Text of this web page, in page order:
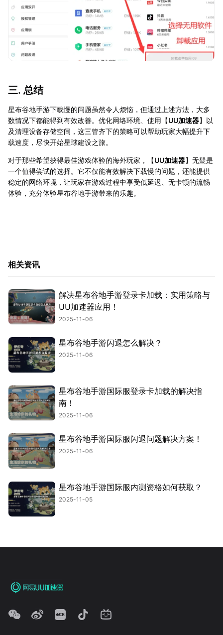
三. 总结
星布谷地手游下载慢的问题虽然令人烦恼，但通过上述方法，大多
数情况下都能得到有效改善。优化网络环境、使用【UU加速器】以
及清理设备存储空间，这三管齐下的策略可以帮助玩家大幅提升下
载速度，尽快开始星球建设之旅。
对于那些希望获得最佳游戏体验的海外玩家，【UU加速器】无疑是
一个值得尝试的选择。它不仅能有效解决下载慢的问题，还能提供
稳定的网络环境，让玩家在游戏过程中享受低延迟、无卡顿的流畅
体验，充分体验星布谷地手游带来的乐趣。
相关资讯
解决星布谷地手游登录卡加载：实用策略与
UU加速器应用！
2025-11-06
星布谷地手游闪退怎么解决？
2025-11-06
星布谷地手游国际服登录卡加载的解决指
南！
2025-11-06
星布谷地手游国际服闪退问题解决方案！
2025-11-06
星布谷地手游国际服内测资格如何获取？
2025-11-05